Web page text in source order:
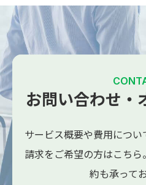
お問い合わせ・
サービス概要や費用につい
請求をご希望の方はこちら。
約も承って